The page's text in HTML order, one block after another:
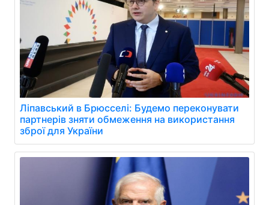
Ліпавський в Брюсселі: Будемо переконувати
партнерів зняти обмеження на використання
зброї для України